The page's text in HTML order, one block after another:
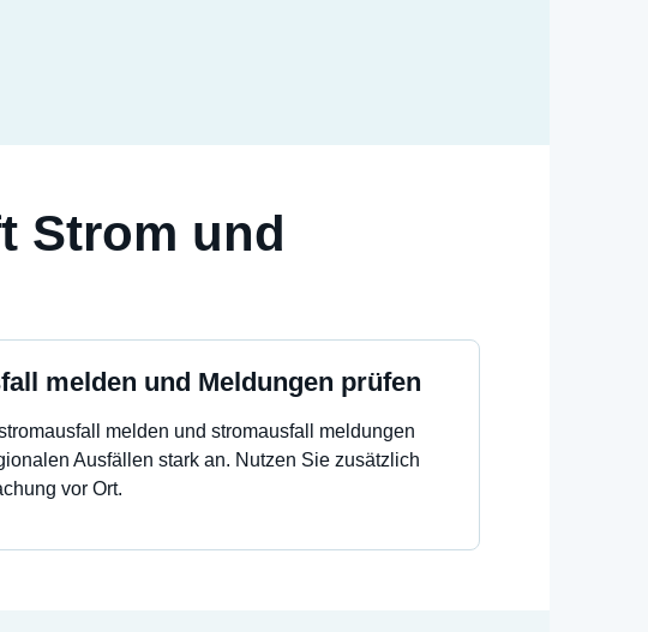
Strom und
melden und Meldungen prüfen
melden und stromausfall meldungen
Ausfällen stark an. Nutzen Sie zusätzlich
vor Ort.